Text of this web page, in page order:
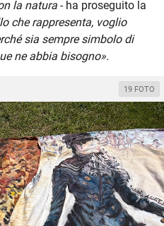
la natura - ha proseguito la
che rappresenta, voglio
sia sempre simbolo di
ne abbia bisogno».
19 FOTO